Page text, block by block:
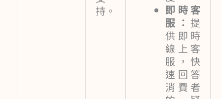
持。
即時客
服：提
供即時
線上客
服，快
速回答
消費者